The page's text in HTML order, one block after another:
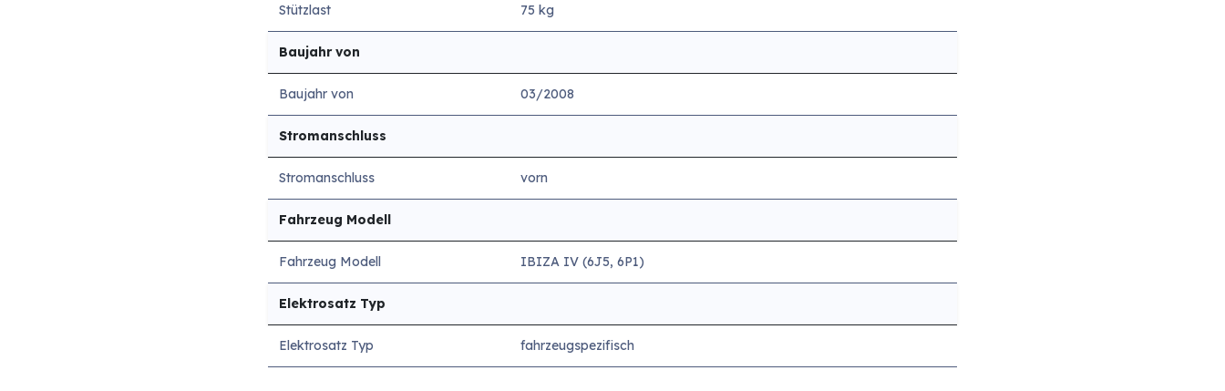
Stützlast 75 kg
Baujahr von
Baujahr von 03/2008
Stromanschluss
Stromanschluss vorn
Fahrzeug Modell
Fahrzeug Modell IBIZA IV (6J5, 6P1)
Elektrosatz Typ
Elektrosatz Typ fahrzeugspezifisch